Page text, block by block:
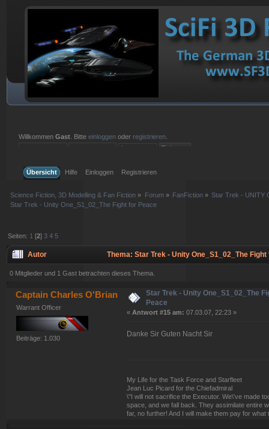
WillkommenGast . Bitteeinloggen oder registrieren
Übersicht
Hilfe Einloggen Registrieren
Science Fiction, 3D Modelling & Fan Fiction » Forum» FanFiction » Star Trek - UNITY
Star Trek - Unity One_S1_02_The Fight for Peace
Seiten: 1 [2]3 4 5
Autor Thema: Star Trek - Unity One_S1_02_The
0 Mitglieder und 1 Gast betrachten dieses Thema.
Captain Charles O'Brian
Warrant Officer
Beiträge: 1.030
Star Trek - Unity One_S1_02_The
Peace
« Antwort #15 am: 07.03.07, 22:23 »
Danke Sir Guten Nacht Sir
My Life for the Task Force and Starfleet
Jean Luc Picard for the Chiefadmiral
\"I will not sacrifice the Executor. We\'ve made
space, and we fall back. They assimilate entire
far, no further! And I will make them pay for what